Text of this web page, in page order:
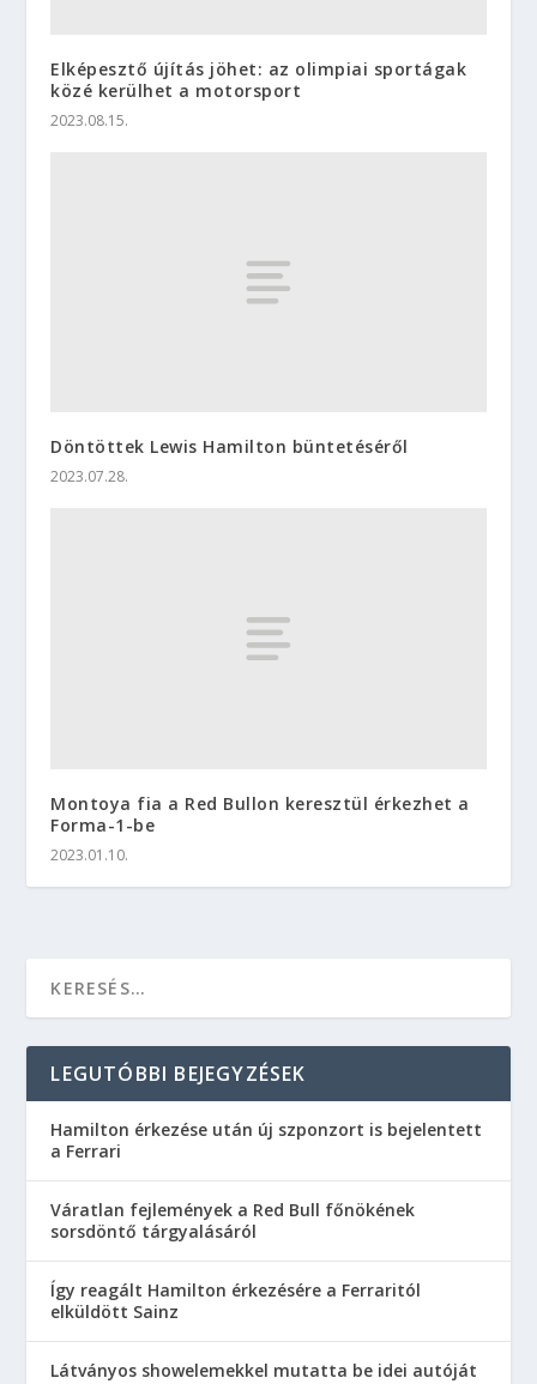
Elképesztő újítás jöhet: az olimpiai sportágak
közé kerülhet a motorsport
2023.08.15.
Döntöttek Lewis Hamilton büntetéséről
2023.07.28.
Montoya fia a Red Bullon keresztül érkezhet a
Forma-1-be
2023.01.10.
LEGUTÓBBI BEJEGYZÉSEK
Hamilton érkezése után új szponzort is bejelentett
a Ferrari
Váratlan fejlemények a Red Bull főnökének
sorsdöntő tárgyalásáról
Így reagált Hamilton érkezésére a Ferraritól
elküldött Sainz
Látványos showelemekkel mutatta be idei autóját